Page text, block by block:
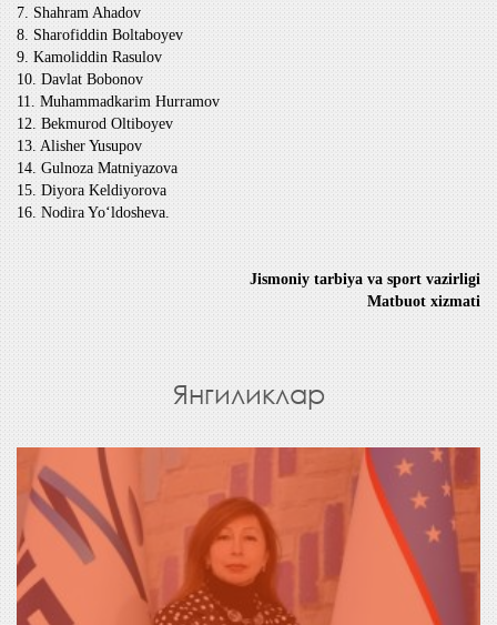
7. Shahram Ahadov
8. Sharofiddin Boltaboyev
9. Kamoliddin Rasulov
10. Davlat Bobonov
11. Muhammadkarim Hurramov
12. Bekmurod Oltiboyev
13. Alisher Yusupov
14. Gulnoza Matniyazova
15. Diyora Keldiyorova
16. Nodira Yoʻldosheva.
Jismoniy tarbiya va sport vazirligi
Matbuot xizmati
Янгиликлар